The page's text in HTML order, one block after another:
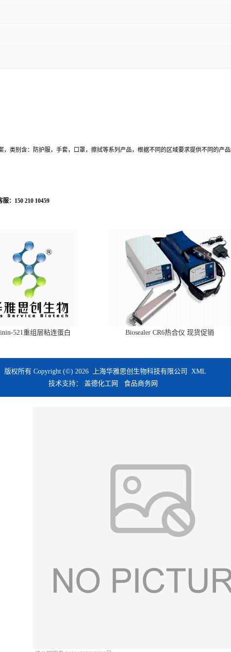
类别含：防护服，手套，口罩，擦拭等系列产品，根据不同的区域要求提供不同的产
：150 210 10459
521重组层粘连蛋白 Biosealer CR6热合仪 现货促销
版权所有 Copyright (©) 2026 上海华雅思创生物科技有限公司
XML
技术支持： 盖德化工网 食品商务网